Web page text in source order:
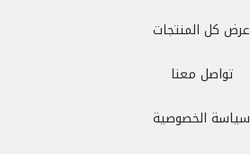
عرض كل المنتجات
تواصل معنا
سياسة الخصوصية